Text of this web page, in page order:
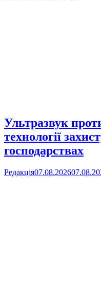
Ультразвук
технології
господарствах
Редакція07.08.2026